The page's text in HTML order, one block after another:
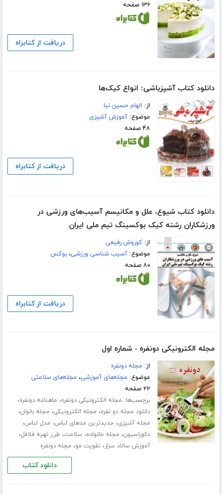
۱۳۶ صفحه
دریافت از کتابراه
دانلود کتاب آشپزباشی: انواع کیک‌ها
از: الهام حسین نیا
موضوع:آموزش آشپزی
۴۸ صفحه
دریافت از کتابراه
دانلود کتاب شیوع، علل و مکانیسم آسیب‌های ورزشی در
ورزشکاران رشته کیک بوکسینگ تیم ملی ایران
از:کوروش رفیعی
موضوع:آسیب شناسی ورزشی،بوکس
۸۰ صفحه
دریافت از کتابراه
مجله الکترونیکی دونفره - شماره اول
از: مجله دونفره
موضوع: مجله‌های آموزشی، مجله‌های سلامتی
۲۲ صفحه
برچسب‌ها: مجله الکترونیکی دونفره، ماهنامه دونفره،
دانلود مجله دو نفره، مجله الکترونیکی، مجله بانوان،
مجله آشپزی، جدیدترین مدهای لباس، مدل لباس،
دکوراسیون، مجله خانواده، سلامت، طرز تهیه فلافل،
آموزش سالاد سزار، تقویت مو، مجله دونفره
دانلود کتاب